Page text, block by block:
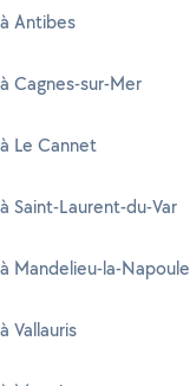
Antibes
Cagnes-sur-Mer
Le Cannet
Saint-Laurent-du-Var
Mandelieu-la-Napoule
Vallauris